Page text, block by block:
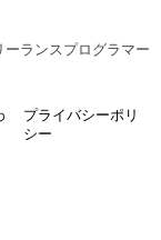
ーランスプログラマー
プライバシーポリ
シー